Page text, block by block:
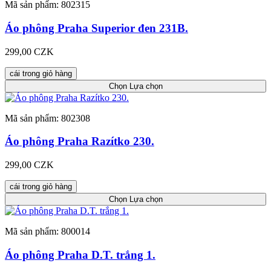
Mã sản phẩm: 802315
Áo phông Praha Superior đen 231B.
299,00 CZK
cái trong giỏ hàng
ChọnLựa chọn
Mã sản phẩm: 802308
Áo phông Praha Razítko 230.
299,00 CZK
cái trong giỏ hàng
ChọnLựa chọn
Mã sản phẩm: 800014
Áo phông Praha D.T. trắng 1.